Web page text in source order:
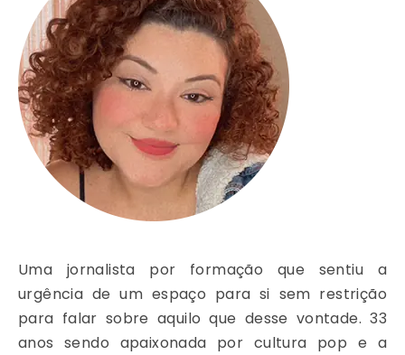
Uma jornalista por formação que sentiu a
urgência de um espaço para si sem restrição
para falar sobre aquilo que desse vontade. 33
anos sendo apaixonada por cultura pop e a